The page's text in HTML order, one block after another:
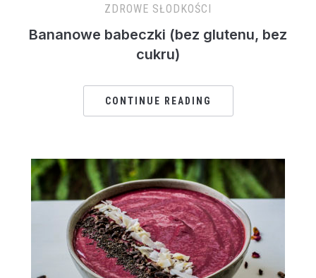
ZDROWE SŁODKOŚCI
Bananowe babeczki (bez glutenu, bez
cukru)
CONTINUE READING